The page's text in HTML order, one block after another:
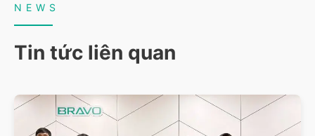
NEWS
Tin tức liên quan